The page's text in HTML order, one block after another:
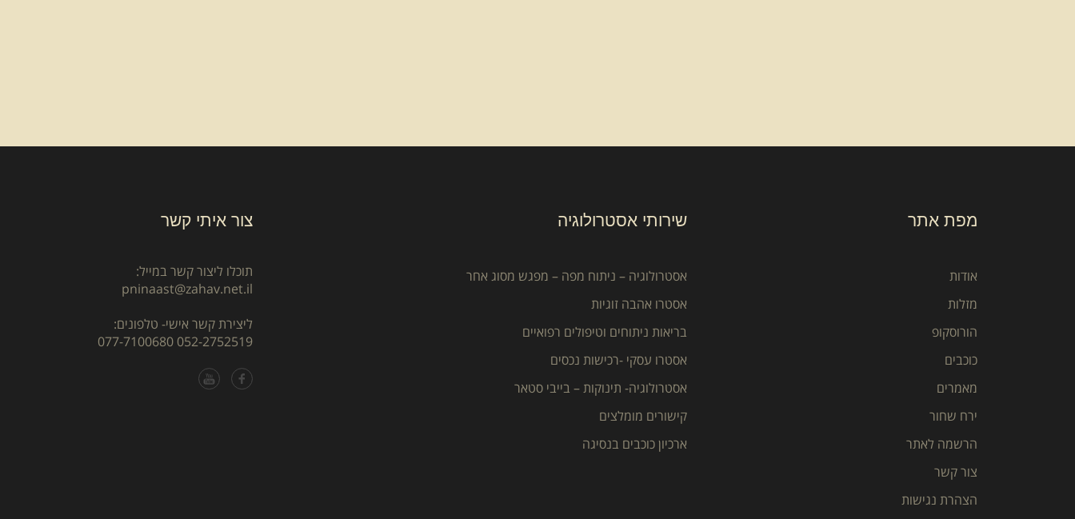
מפת אתר
אודות
מזלות
הורוסקופ
כוכבים
מאמרים
ירח שחור
הרשמה לאתר
צור קשר
הצהרת נגישות
שירותי אסטרולוגיה
אסטרולוגיה – ניתוח מפה – מפגש מסוג אחר
אסטרו אהבה זוגיות
בריאות ניתוחים וטיפולים רפואיים
אסטרו עסקי -רכישות נכסים
אסטרולוגיה- תינוקות – בייבי סטאר
קישורים מומלצים
ארכיון כוכבים בנסיגה
צור איתי קשר
תוכלו ליצור קשר במייל:
pninaast@zahav.net.il
ליצירת קשר אישי- טלפונים:
052-2752519
077-7100680